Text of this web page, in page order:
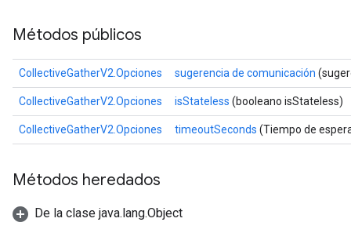
Métodos públicos
CollectiveGatherV2.Opciones sugerencia de comunicación
CollectiveGatherV2.Opciones isStateless (booleano isStateless)
CollectiveGatherV2.Opciones timeoutSeconds (Tiempo de
Métodos heredados
De la clase java.lang.Object